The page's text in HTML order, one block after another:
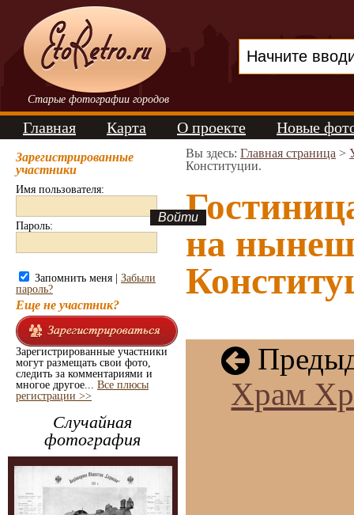
Старые фотографии городов
Главная Карта О проекте Новые
Зарегистрированные
участники
Имя пользователя:
Пароль:
Запомнить меня | Забыли
пароль?
Еще не участник?
Зарегистрированные участники
могут размещать свои фото,
следить за комментариями и
многое другое... Все плюсы
регистрации >>
Случайная
фотография
Вы здесь: Главная страница >
Конституции.
на
Храм